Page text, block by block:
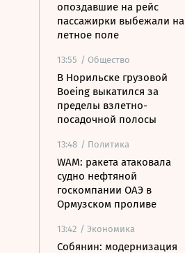
опоздавшие на рейс
пассажирки выбежали на
летное поле
13:55 / Общество
В Норильске грузовой
Boeing выкатился за
пределы взлетно-
посадочной полосы
13:48 / Политика
WAM: ракета атаковала
судно нефтяной
госкомпании ОАЭ в
Ормузском проливе
13:42 / Экономика
Собянин: модернизация